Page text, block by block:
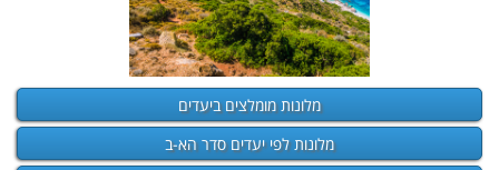
מלונות מומלצים ביעדים
מלונות לפי יעדים סדר הא-ב